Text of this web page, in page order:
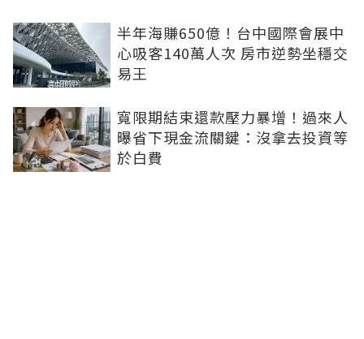
半年海賺650億！台中國際會展中
心吸客140萬人次 房市逆勢坐穩交
易王
寬限期結束還款壓力暴增！過來人
曝省下現金流關鍵：沒拿去投資等
於白費